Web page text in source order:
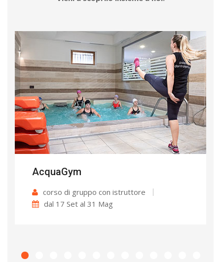
AcquaGym
corso di gruppo con istruttore
dal 17 Set al 31 Mag